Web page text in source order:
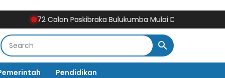
72 Calon Paskibraka Bulukumba Mulai Digembleng, Diklat
Pendidikan